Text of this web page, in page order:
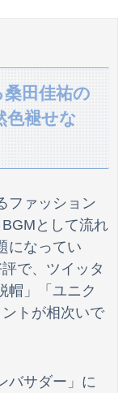
激震地の熊本県氷川町に共産党、社民党、立憲民政党等の左派の救援は影すら見えず。住民苦言
ぎる
「昼間にあんなこと言った自分がバカ」と勝手に懺悔すら口にした営業
ニチレイをサイバー攻撃したハッカー集団「ランサムウェア」 個人情報など20万件以上をダークウェブ上に公開か
桑田佳祐の
色褪せな
ファッション
として流れ
になってい
で、ツイッタ
帽」「ユニク
トが相次いで
バサダー」に